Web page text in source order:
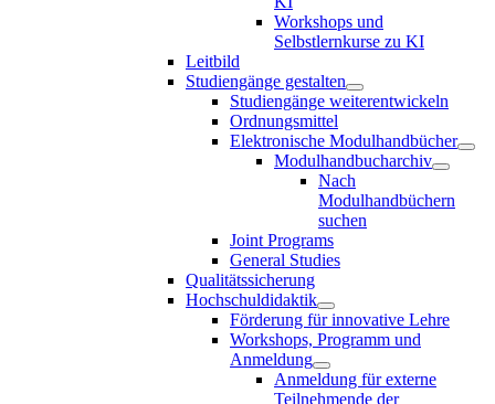
Workshops und
Selbstlernkurse zu KI
Leitbild
Studiengänge gestalten
Studiengänge weiterentwickeln
Ordnungsmittel
Elektronische Modulhandbücher
Modulhandbucharchiv
Nach
Modulhandbüchern
suchen
Joint Programs
General Studies
Qualitätssicherung
Hochschuldidaktik
Förderung für innovative Lehre
Workshops, Programm und
Anmeldung
Anmeldung für externe
Teilnehmende der